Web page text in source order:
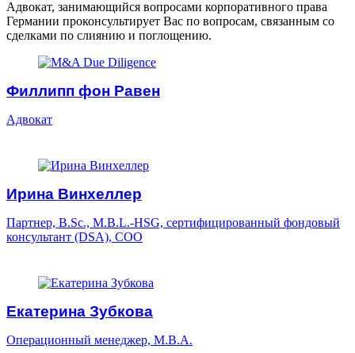
Адвокат, занимающийся вопросами корпоративного права
Германии проконсультирует Вас по вопросам, связанным со
сделками по слиянию и поглощению.
Филлипп фон Равен
Адвокат
Ирина Винхеллер
Партнер, B.Sc., M.B.L.-HSG, сертифицированный фондовый
консультант (DSA), COO
Екатерина Зубкова
Операционный менеджер, M.B.A.